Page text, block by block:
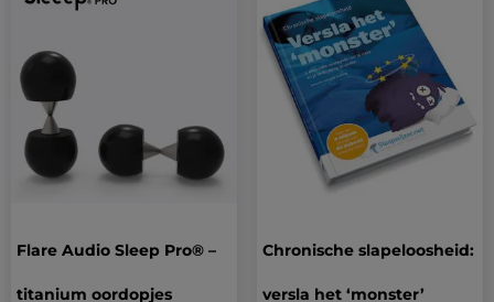
Flare Audio Sleep Pro® –
titanium oordopjes
Chronische slapeloosheid:
versla het ‘monster’